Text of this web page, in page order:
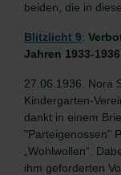
beiden, die in
Blitzlicht 9:
Jahren 1933-
27.06.1936. Nora
Kindergarten-
dankt in einem
"Parteigenossen"
„Wohlwollen“.
ihm geforderten